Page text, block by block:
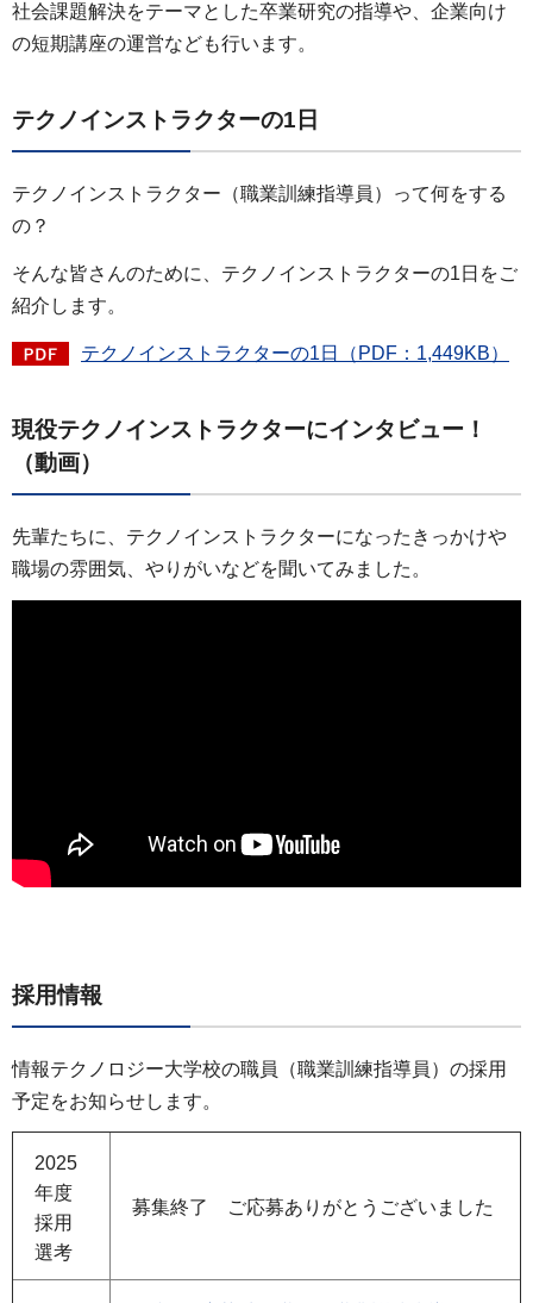
社会課題解決をテーマとした卒業研究の指導や、企業向け
の短期講座の運営なども行います。
テクノインストラクターの1日
テクノインストラクター（職業訓練指導員）って何をする
の？
そんな皆さんのために、テクノインストラクターの1日をご
紹介します。
テクノインストラクターの1日（PDF：1,449KB）
現役テクノインストラクターにインタビュー！
（動画）
先輩たちに、テクノインストラクターになったきっかけや
職場の雰囲気、やりがいなどを聞いてみました。
採用情報
情報テクノロジー大学校の職員（職業訓練指導員）の採用
予定をお知らせします。
2025
年度
採用
選考
募集終了 ご応募ありがとうございました